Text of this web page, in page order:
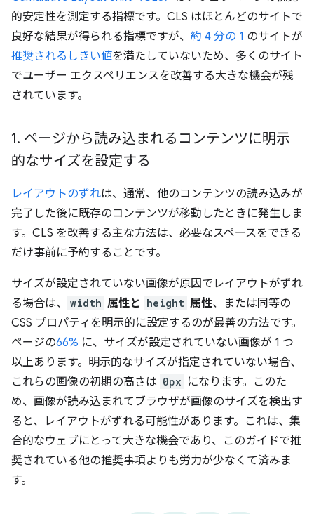
的安定性を測定する指標です。CLS はほとんどのサイトで
良好な結果が得られる指標ですが、 約 4 分の 1 のサイトが
推奨されるしきい値を満たしていないため、多くのサイト
でユーザー エクスペリエンスを改善する大きな機会が残
されています。
1. ページから読み込まれるコンテンツに明示
的なサイズを設定する
レイアウトのずれは、通常、他のコンテンツの読み込みが
完了した後に既存のコンテンツが移動したときに発生しま
す。CLS を改善する主な方法は、必要なスペースをできる
だけ事前に予約することです。
サイズが設定されていない画像が原因でレイアウトがずれ
る場合は、
width 属性と height 属性、または同等の
CSS プロパティを明示的に設定するのが最善の方法です。
ページの66% に、サイズが設定されていない画像が 1 つ
以上あります。明示的なサイズが指定されていない場合、
これらの画像の初期の高さは 0px になります。このた
め、画像が読み込まれてブラウザが画像のサイズを検出す
ると、レイアウトがずれる可能性があります。これは、集
合的なウェブにとって大きな機会であり、このガイドで推
奨されている他の推奨事項よりも労力が少なくて済みま
す。